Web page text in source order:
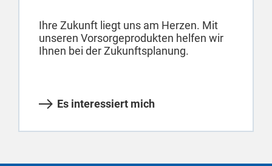
Ihre Zukunft liegt uns am Herzen. Mit
unseren Vorsorgeprodukten helfen wir
Ihnen bei der Zukunftsplanung.
Es interessiert mich